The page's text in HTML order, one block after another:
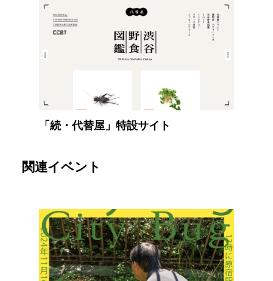
「続・代替屋」特設サイト
関連イベント